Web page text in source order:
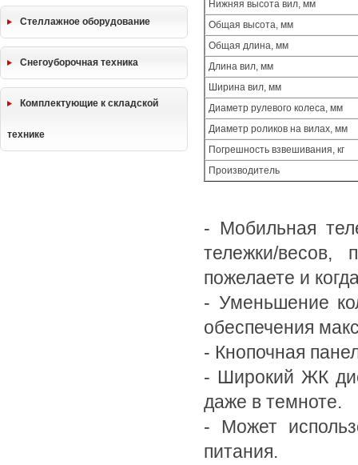
Стеллажное оборудование
Снегоуборочная техника
Комплектующие к складской
технике
Нижняя высота вил, мм
Общая высота, мм
Общая длина, мм
Длина вил, мм
Ширина вил, мм
Диаметр рулевого колеса, мм
Диаметр роликов на вилах, мм
Погрешность взвешивания, кг
Производитель
- Мобильная
тележки/весов,
пожелаете и
- Уменьшение
обеспечения
- Кнопочная
- Широкий ЖК
даже в темноте.
- Может
питания.